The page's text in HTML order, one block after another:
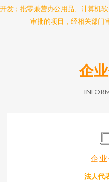
开发；批零兼营办公用品、计算机
审批的项目，经相关部门
企
企
法人代